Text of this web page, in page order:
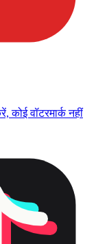
वॉटरमार्क नहीं